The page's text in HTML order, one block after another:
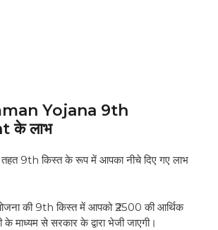
Yojana 9th
के लाभ
तहत 9th किस्त के रूप में आपका नीचे दिए गए लाभ
की 9th किस्त में आपको ₹2500 की आर्थिक
के माध्यम से सरकार के द्वारा भेजी जाएगी।